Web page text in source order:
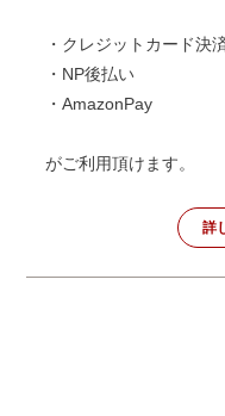
・クレジットカード決
・NP後払い
・AmazonPay
がご利用頂けます。
詳